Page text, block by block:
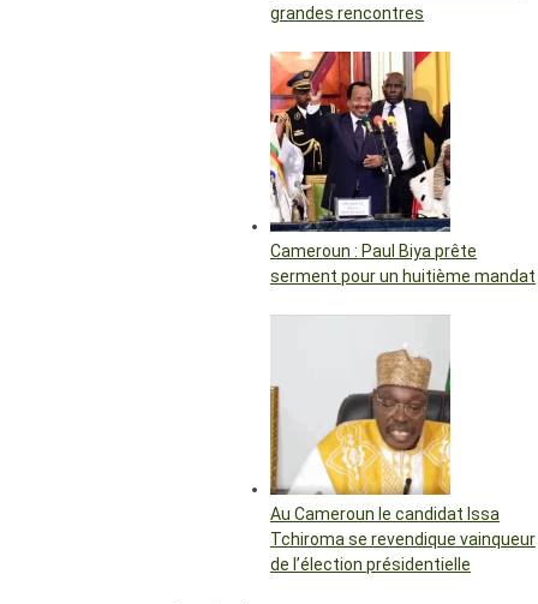
grandes rencontres
Cameroun : Paul Biya prête
serment pour un huitième mandat
Au Cameroun le candidat Issa
Tchiroma se revendique vainqueur
de l’élection présidentielle